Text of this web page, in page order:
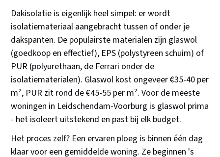
Dakisolatie is eigenlijk heel simpel: er wordt
isolatiemateriaal aangebracht tussen of onder je
dakspanten. De populairste materialen zijn glaswol
(goedkoop en effectief), EPS (polystyreen schuim) of
PUR (polyurethaan, de Ferrari onder de
isolatiematerialen). Glaswol kost ongeveer €35-40 per
m², PUR zit rond de €45-55 per m². Voor de meeste
woningen in Leidschendam-Voorburg is glaswol prima
- het isoleert uitstekend en past bij elk budget.
Het proces zelf? Een ervaren ploeg is binnen één dag
klaar voor een gemiddelde woning. Ze beginnen 's